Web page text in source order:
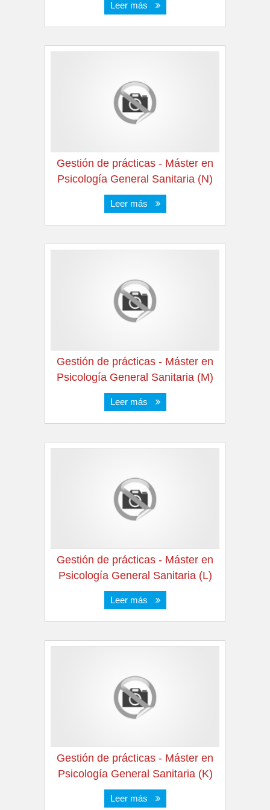
Leer más
Gestión de prácticas - Máster en
Psicología General Sanitaria (N)
Leer más
Gestión de prácticas - Máster en
Psicología General Sanitaria (M)
Leer más
Gestión de prácticas - Máster en
Psicología General Sanitaria (L)
Leer más
Gestión de prácticas - Máster en
Psicología General Sanitaria (K)
Leer más